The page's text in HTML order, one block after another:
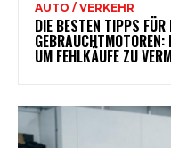
AUTO / VERKEHR
DIE BESTEN TIPPS FÜR
UM FEHLKÄUFE ZU